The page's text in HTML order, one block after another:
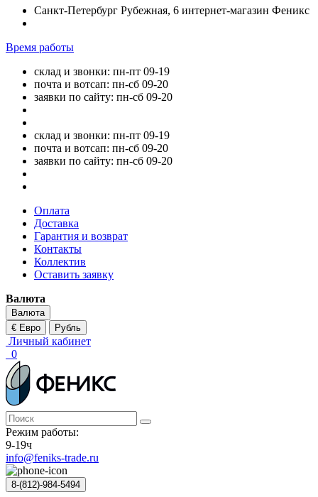
Санкт-Петербург Рубежная, 6 интернет-магазин Феникс
Время работы
склад и звонки: пн-пт 09-19
почта и вотсап: пн-сб 09-20
заявки по сайту: пн-сб 09-20
склад и звонки: пн-пт 09-19
почта и вотсап: пн-сб 09-20
заявки по сайту: пн-сб 09-20
Оплата
Доставка
Гарантия и возврат
Контакты
Коллектив
Оставить заявку
Валюта
Валюта
€ Евро
Рубль
Личный кабинет
0
Режим работы:
9-19ч
info@feniks-trade.ru
8-(812)-984-5494